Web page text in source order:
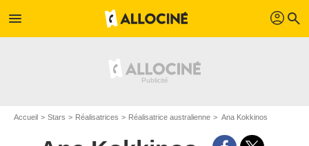
menu profil search
Accueil Stars Réalisatrices Réalisatrice australienne Ana Kokkinos